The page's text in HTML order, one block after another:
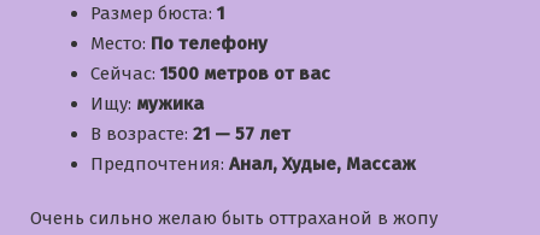
Размер бюста: 1
Место: По телефону
Сейчас: 1500 метров от вас
Ищу: мужика
В возрасте: 21 — 57 лет
Предпочтения: Анал, Худые, Массаж
Очень сильно желаю быть оттраханой в жопу